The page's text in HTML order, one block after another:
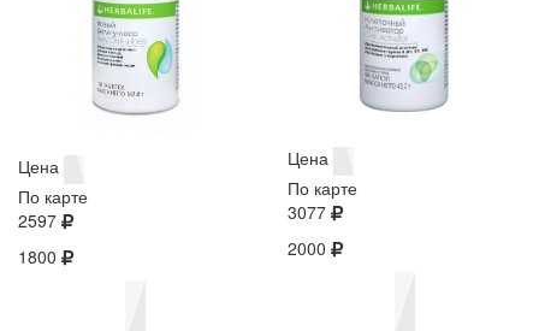
Цена
По карте
2597
1800
Цена
По карте
3077
2000